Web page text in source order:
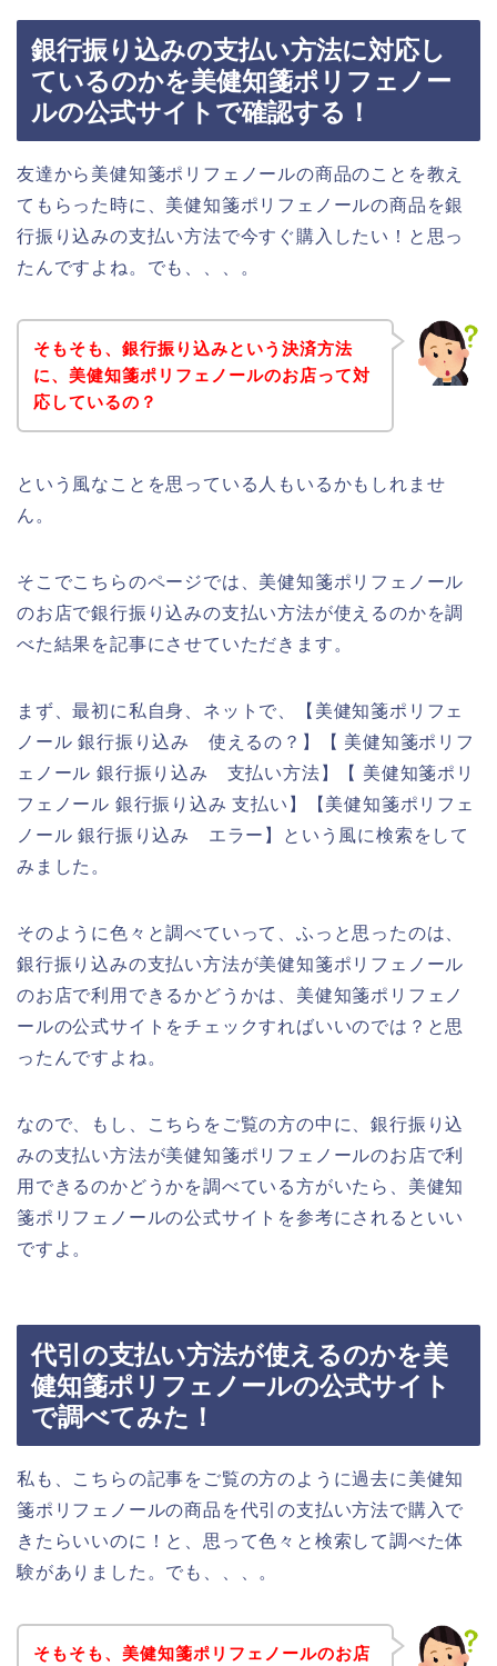
銀行振り込みの支払い方法に対応し
ているのかを美健知箋ポリフェノー
ルの公式サイトで確認する！
友達から美健知箋ポリフェノールの商品のことを教え
てもらった時に、美健知箋ポリフェノールの商品を銀
行振り込みの支払い方法で今すぐ購入したい！と思っ
たんですよね。でも、、、。
そもそも、銀行振り込みという決済方法
に、美健知箋ポリフェノールのお店って対
応しているの？
という風なことを思っている人もいるかもしれませ
ん。
そこでこちらのページでは、美健知箋ポリフェノール
のお店で銀行振り込みの支払い方法が使えるのかを調
べた結果を記事にさせていただきます。
まず、最初に私自身、ネットで、【美健知箋ポリフェ
ノール 銀行振り込み 使えるの？】【 美健知箋ポリフ
ェノール 銀行振り込み 支払い方法】【 美健知箋ポリ
フェノール 銀行振り込み 支払い】【美健知箋ポリフェ
ノール 銀行振り込み エラー】という風に検索をして
みました。
そのように色々と調べていって、ふっと思ったのは、
銀行振り込みの支払い方法が美健知箋ポリフェノール
のお店で利用できるかどうかは、美健知箋ポリフェノ
ールの公式サイトをチェックすればいいのでは？と思
ったんですよね。
なので、もし、こちらをご覧の方の中に、銀行振り込
みの支払い方法が美健知箋ポリフェノールのお店で利
用できるのかどうかを調べている方がいたら、美健知
箋ポリフェノールの公式サイトを参考にされるといい
ですよ。
代引の支払い方法が使えるのかを美
健知箋ポリフェノールの公式サイト
で調べてみた！
私も、こちらの記事をご覧の方のように過去に美健知
箋ポリフェノールの商品を代引の支払い方法で購入で
きたらいいのに！と、思って色々と検索して調べた体
験がありました。でも、、、。
そもそも、美健知箋ポリフェノールのお店